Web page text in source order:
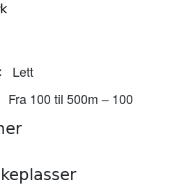
Lett
Fra 100 til 500m – 100